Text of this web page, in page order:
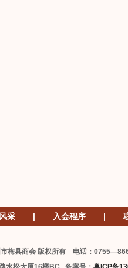
采 | 入会程序 |
市梅县商会 版权所有 电话：